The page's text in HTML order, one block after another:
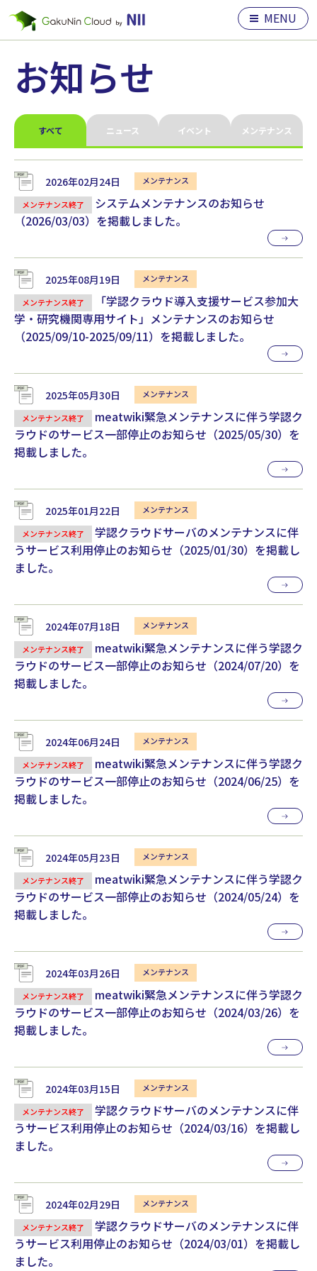
MENU
お知らせ
すべて ニュース イベント メンテナンス
2026年02月24日
メンテナンス終了
システムメンテナンスのお知らせ
（2026/03/03）を掲載しました。
2025年08月19日
メンテナンス終了
「学認クラウド導入支援サービス参加大
学・研究機関専用サイト」メンテナンスのお知らせ
（2025/09/10-2025/09/11）を掲載しました。
2025年05月30日
メンテナンス終了
meatwiki緊急メンテナンスに伴う学認ク
ラウドのサービス一部停止のお知らせ（2025/05/30）を
掲載しました。
2025年01月22日
メンテナンス終了
学認クラウドサーバのメンテナンスに伴
うサービス利用停止のお知らせ（2025/01/30）を掲載し
ました。
2024年07月18日
メンテナンス終了
meatwiki緊急メンテナンスに伴う学認ク
ラウドのサービス一部停止のお知らせ（2024/07/20）を
掲載しました。
2024年06月24日
メンテナンス終了
meatwiki緊急メンテナンスに伴う学認ク
ラウドのサービス一部停止のお知らせ（2024/06/25）を
掲載しました。
2024年05月23日
メンテナンス終了
meatwiki緊急メンテナンスに伴う学認ク
ラウドのサービス一部停止のお知らせ（2024/05/24）を
掲載しました。
2024年03月26日
メンテナンス終了
meatwiki緊急メンテナンスに伴う学認ク
ラウドのサービス一部停止のお知らせ（2024/03/26）を
掲載しました。
2024年03月15日
メンテナンス終了
学認クラウドサーバのメンテナンスに伴
うサービス利用停止のお知らせ（2024/03/16）を掲載し
ました。
2024年02月29日
メンテナンス終了
学認クラウドサーバのメンテナンスに伴
うサービス利用停止のお知らせ（2024/03/01）を掲載し
ました。